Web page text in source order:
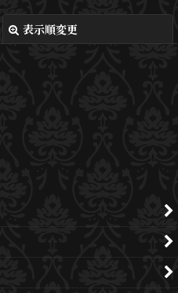
表示順変更